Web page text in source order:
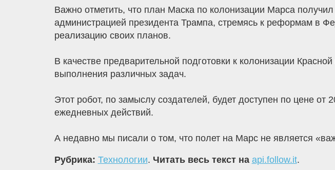
Важно отметить, что план Маска по колонизации Марса
администрацией президента Трампа, стремясь к реформам в
реализацию своих планов.
В качестве предварительной подготовки к колонизации
выполнения различных задач.
Этот робот, по замыслу создателей, будет доступен по цене
ежедневных действий.
А недавно мы писали о том, что полет на Марс не является
Рубрика: Технологии. Читать весь текст на api.follow.it.